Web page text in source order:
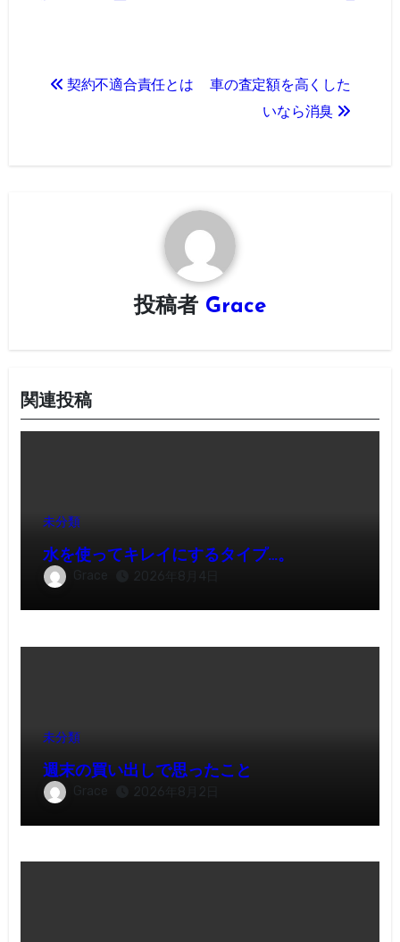
契約不適合責任とは
車の査定額を高くした
いなら消臭
投稿者 Grace
関連投稿
未分類
水を使ってキレイにするタイプ…。
Grace 2026年8月4日
未分類
週末の買い出しで思ったこと
Grace 2026年8月2日